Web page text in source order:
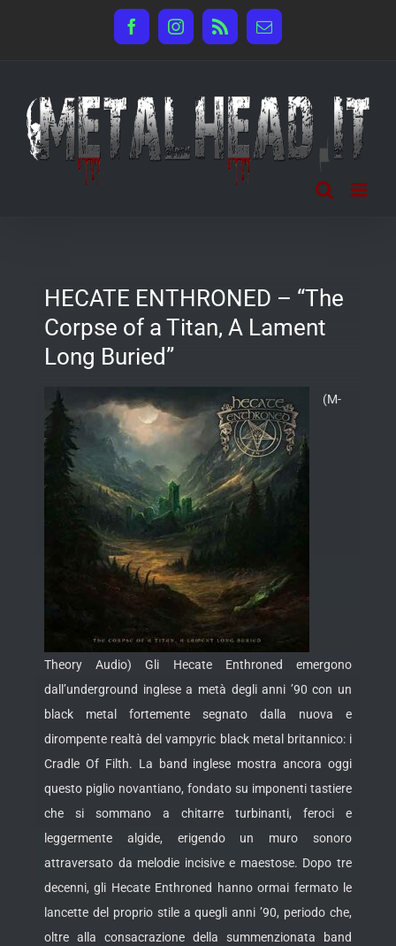
FacebookInstagram
Rss Email
HECATE ENTHRONED – “The
Corpse of a Titan, A Lament
Long Buried”
(M-
Theory Audio) Gli Hecate Enthroned emergono
dall’underground inglese a metà degli anni ’90 con un
black metal fortemente segnato dalla nuova e
dirompente realtà del vampyric black metal britannico: i
Cradle Of Filth. La band inglese mostra ancora oggi
questo piglio novantiano, fondato su imponenti tastiere
che si sommano a chitarre turbinanti, feroci e
leggermente algide, erigendo un muro sonoro
attraversato da melodie incisive e maestose. Dopo tre
decenni, gli Hecate Enthroned hanno ormai fermato le
lancette del proprio stile a quegli anni ’90, periodo che,
oltre alla consacrazione della summenzionata band